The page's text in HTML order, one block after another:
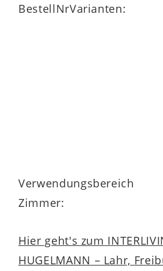
BestellNrVarianten:
Verwendungsbereich
Zimmer:
Hier geht's zum
HUGELMANN – Lahr,